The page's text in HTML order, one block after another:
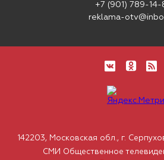
+7 (901) 789-14-
reklama-
142203, Московская обл., г.
СМИ Общественное